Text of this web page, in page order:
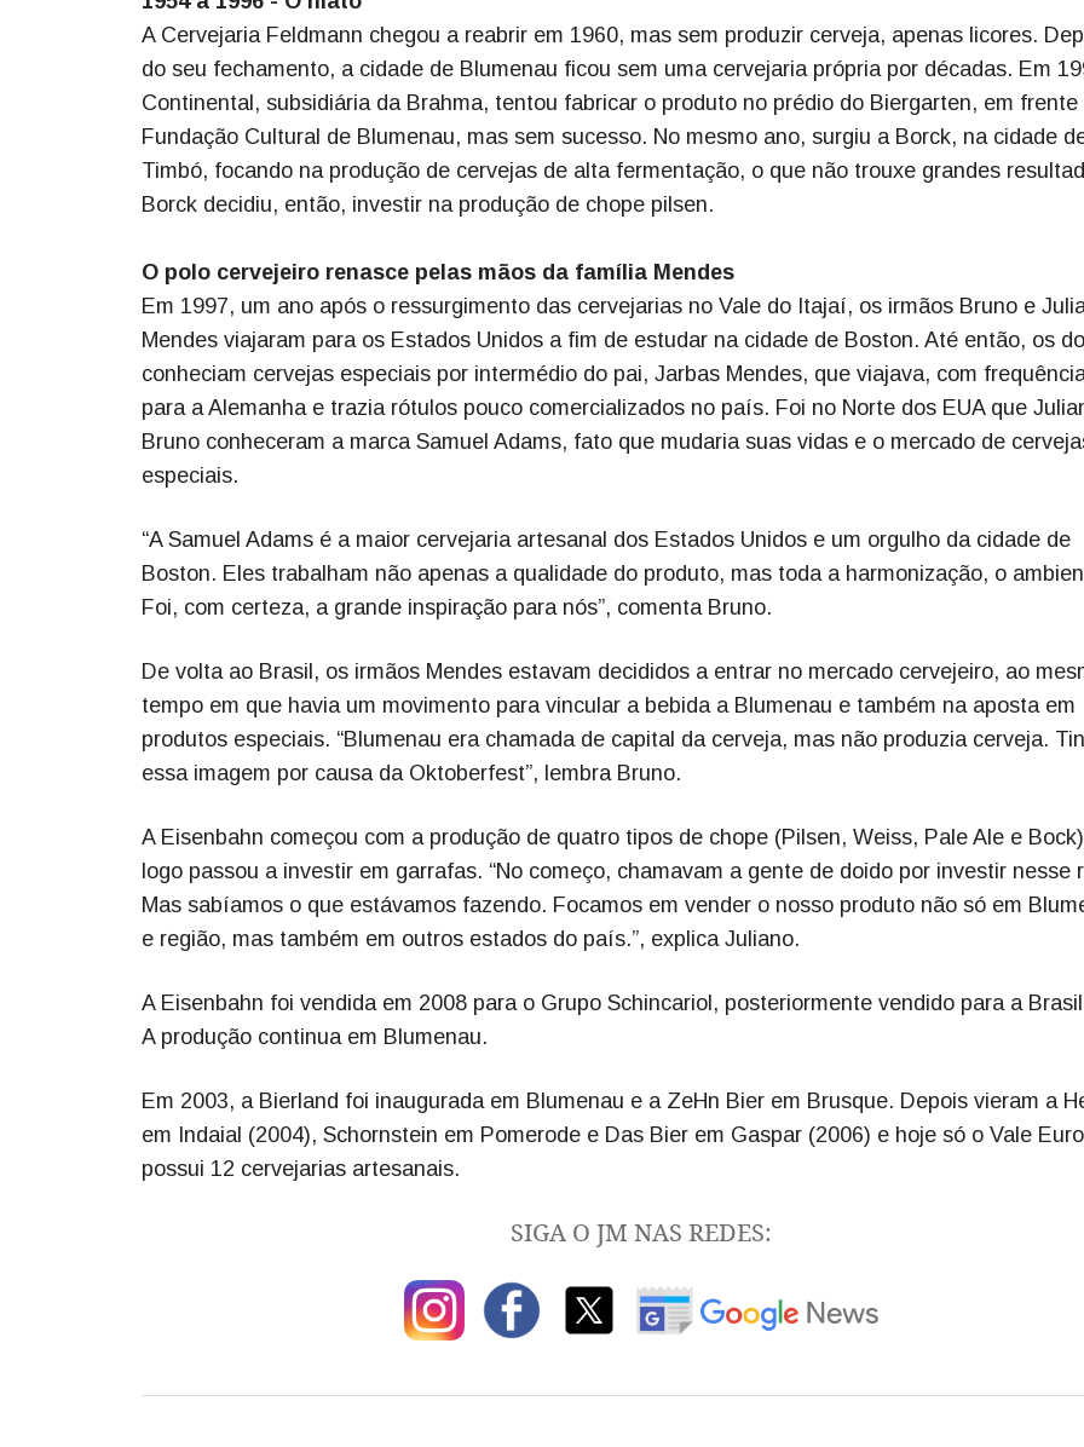
A Cervejaria Feldmann chegou a reabrir em 1960, mas sem produzir cerveja, apenas licores.
do seu fechamento, a cidade de Blumenau ficou sem uma cervejaria própria por décadas. Em
Continental, subsidiária da Brahma, tentou fabricar o produto no prédio do Biergarten, em frente
Fundação Cultural de Blumenau, mas sem sucesso. No mesmo ano, surgiu a Borck, na cidade
Timbó, focando na produção de cervejas de alta fermentação, o que não trouxe grandes
Borck decidiu, então, investir na produção de chope pilsen.
O polo cervejeiro renasce pelas mãos da família Mendes
Em 1997, um ano após o ressurgimento das cervejarias no Vale do Itajaí, os irmãos Bruno e
Mendes viajaram para os Estados Unidos a fim de estudar na cidade de Boston. Até então, os
conheciam cervejas especiais por intermédio do pai, Jarbas Mendes, que viajava, com
para a Alemanha e trazia rótulos pouco comercializados no país. Foi no Norte dos EUA que
Bruno conheceram a marca Samuel Adams, fato que mudaria suas vidas e o mercado de
especiais.
“A Samuel Adams é a maior cervejaria artesanal dos Estados Unidos e um orgulho da cidade de
Boston. Eles trabalham não apenas a qualidade do produto, mas toda a harmonização, o
Foi, com certeza, a grande inspiração para nós”, comenta Bruno.
De volta ao Brasil, os irmãos Mendes estavam decididos a entrar no mercado cervejeiro, ao
tempo em que havia um movimento para vincular a bebida a Blumenau e também na aposta em
produtos especiais. “Blumenau era chamada de capital da cerveja, mas não produzia cerveja.
essa imagem por causa da Oktoberfest”, lembra Bruno.
A Eisenbahn começou com a produção de quatro tipos de chope (Pilsen, Weiss, Pale Ale e
logo passou a investir em garrafas. “No começo, chamavam a gente de doido por investir nesse
Mas sabíamos o que estávamos fazendo. Focamos em vender o nosso produto não só em
e região, mas também em outros estados do país.”, explica Juliano.
A Eisenbahn foi vendida em 2008 para o Grupo Schincariol, posteriormente vendido para a
A produção continua em Blumenau.
Em 2003, a Bierland foi inaugurada em Blumenau e a ZeHn Bier em Brusque. Depois vieram a
em Indaial (2004), Schornstein em Pomerode e Das Bier em Gaspar (2006) e hoje só o Vale
possui 12 cervejarias artesanais.
SIGA O JM NAS REDES: